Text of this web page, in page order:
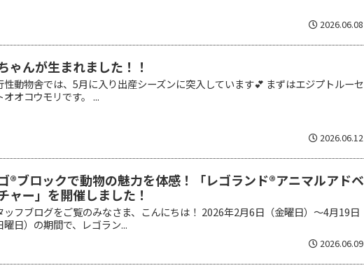
2026.06.08
ゃんが生まれました！！
性動物舎では、5月に入り出産シーズンに突入しています💕 まずはエジプトルーセ
オオコウモリです。 ...
2026.06.12
®ブロックで動物の魅力を体感！「レゴランド®アニマルアドベ
ャー」を開催しました！
ッフブログをご覧のみなさま、こんにちは！ 2026年2月6日（金曜日）〜4月19日
曜日）の期間で、レゴラン...
2026.06.09